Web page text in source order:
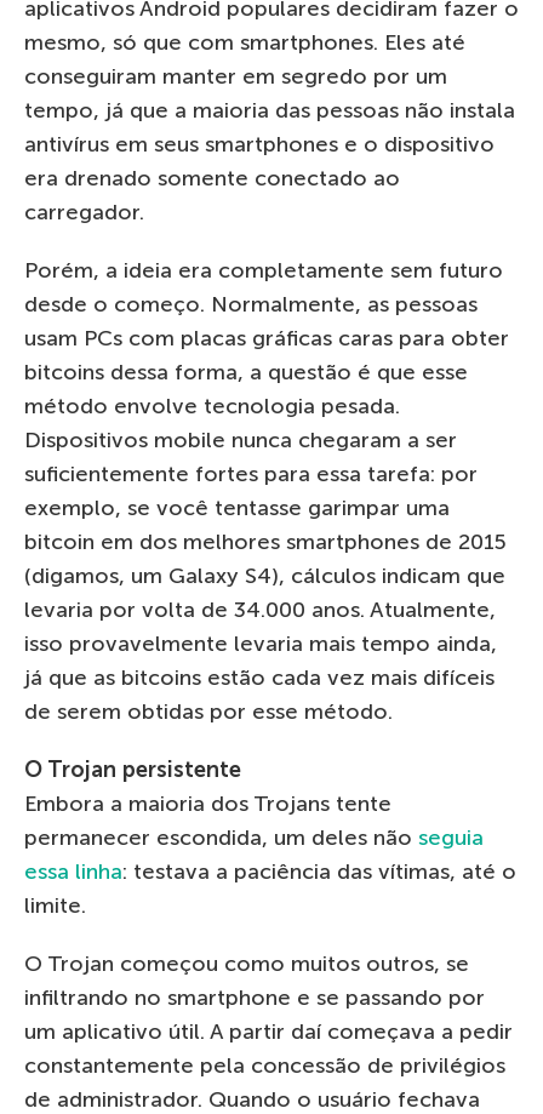
aplicativos Android populares decidiram fazer o
mesmo, só que com smartphones. Eles até
conseguiram manter em segredo por um
tempo, já que a maioria das pessoas não instala
antivírus em seus smartphones e o dispositivo
era drenado somente conectado ao
carregador.
Porém, a ideia era completamente sem futuro
desde o começo. Normalmente, as pessoas
usam PCs com placas gráficas caras para obter
bitcoins dessa forma, a questão é que esse
método envolve tecnologia pesada.
Dispositivos mobile nunca chegaram a ser
suficientemente fortes para essa tarefa: por
exemplo, se você tentasse garimpar uma
bitcoin em dos melhores smartphones de 2015
(digamos, um Galaxy S4), cálculos indicam que
levaria por volta de 34.000 anos. Atualmente,
isso provavelmente levaria mais tempo ainda,
já que as bitcoins estão cada vez mais difíceis
de serem obtidas por esse método.
O Trojan persistente
Embora a maioria dos Trojans tente
permanecer escondida, um deles não seguia
essa linha: testava a paciência das vítimas, até o
limite.
O Trojan começou como muitos outros, se
infiltrando no smartphone e se passando por
um aplicativo útil. A partir daí começava a pedir
constantemente pela concessão de privilégios
de administrador. Quando o usuário fechava